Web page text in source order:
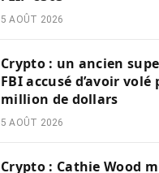
5 AOÛT 2026
Crypto : un ancien
FBI accusé d’avoir volé
million de dollars
5 AOÛT 2026
Crypto : Cathie Wood